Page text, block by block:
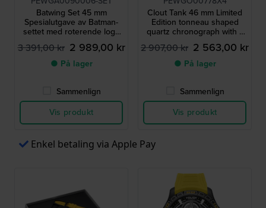
Batwing Set 45 mm
Spesialutgave av Batman-
settet med roterende logo
på urskiven og Batwing-
spinner
3 391,00 kr 2 989,00 kr
● På lager
Sammenlign
Vis produkt
Clout Tank 46 mm Limited
Edition tonneau shaped
quartz chronograph with 7
extra straps
2 907,00 kr 2 563,00 kr
● På lager
Sammenlign
Vis produkt
Enkel betaling via Apple Pay